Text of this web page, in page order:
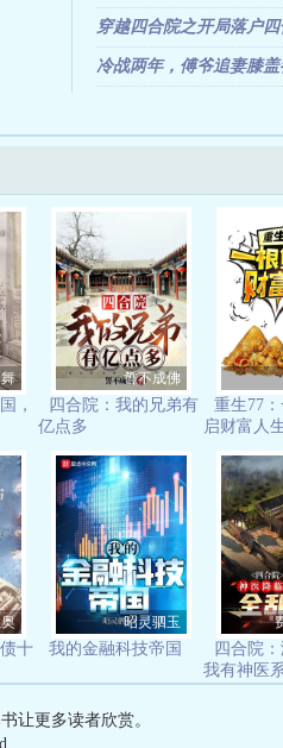
穿越四合院之开局落户四
06)
冷战两年，傅爷追妻膝
，
誓不成佛
四合院：我的兄弟有
亿点多
重生77
启财富人
十
昭灵驷玉
我的金融科技帝国
四合院
我有神医
让更多读者欣赏。